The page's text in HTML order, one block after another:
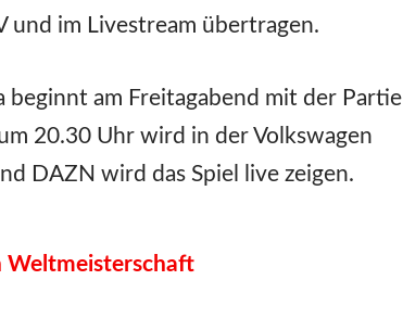
und im Livestream übertragen.
beginnt am Freitagabend mit der Partie
20.30 Uhr wird in der Volkswagen
DAZN wird das Spiel live zeigen.
Weltmeisterschaft